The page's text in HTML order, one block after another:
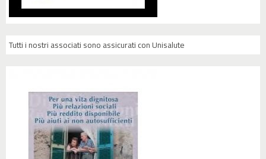
Tutti i nostri associati sono assicurati con Unisalute